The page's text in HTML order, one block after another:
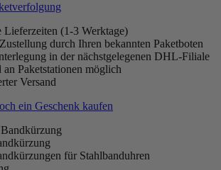
Lieferzeiten (1-3 Werktage)
durch Ihren bekannten Paketboten
in der nächstgelegenen DHL-Filiale
an Paketstationen möglich
Versand
ein Geschenk kaufen
für Stahlbanduhren